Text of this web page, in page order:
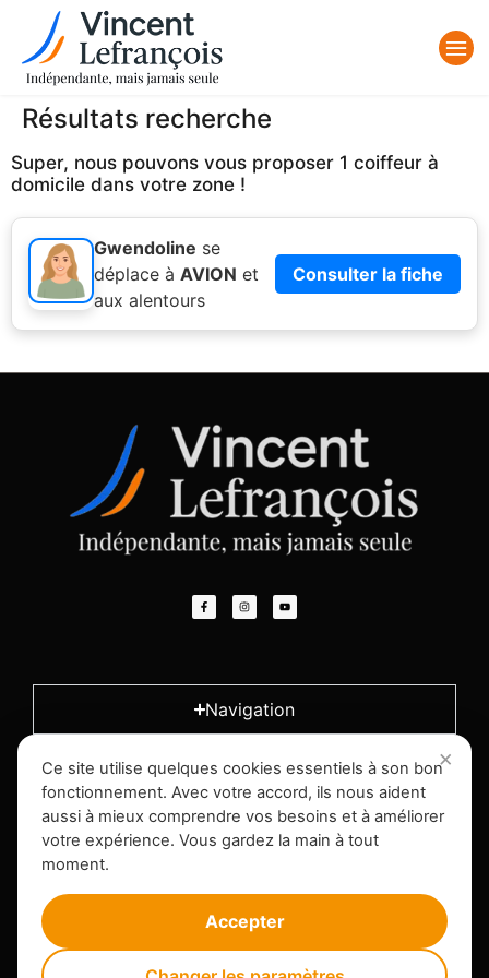
Résultats recherche
Super, nous pouvons vous proposer 1 coiffeur à
domicile dans votre zone !
Gwendoline se
déplace à AVION et
aux alentours
Consulter la fiche
Navigation
L'entreprise
Infos légales
Ce site utilise quelques cookies essentiels à son bon
fonctionnement. Avec votre accord, ils nous aident
aussi à mieux comprendre vos besoins et à améliorer
votre expérience. Vous gardez la main à tout
moment.
Accepter